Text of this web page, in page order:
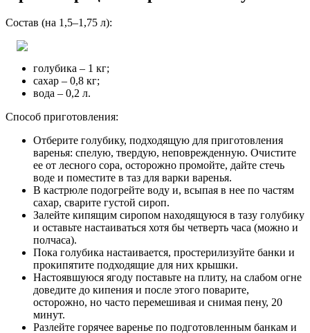
Состав (на 1,5–1,75 л):
голубика – 1 кг;
сахар – 0,8 кг;
вода – 0,2 л.
Способ приготовления:
Отберите голубику, подходящую для приготовления
варенья: спелую, твердую, неповрежденную. Очистите
ее от лесного сора, осторожно промойте, дайте стечь
воде и поместите в таз для варки варенья.
В кастрюле подогрейте воду и, всыпая в нее по частям
сахар, сварите густой сироп.
Залейте кипящим сиропом находящуюся в тазу голубику
и оставьте настаиваться хотя бы четверть часа (можно и
полчаса).
Пока голубика настаивается, простерилизуйте банки и
прокипятите подходящие для них крышки.
Настоявшуюся ягоду поставьте на плиту, на слабом огне
доведите до кипения и после этого поварите,
осторожно, но часто перемешивая и снимая пену, 20
минут.
Разлейте горячее варенье по подготовленным банкам и